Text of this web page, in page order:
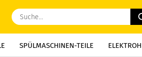
SPÜLMASCHINEN-TEILE